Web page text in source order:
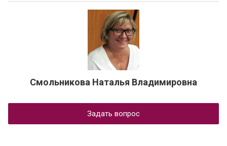
Смольникова Наталья Владимировна
Задать вопрос